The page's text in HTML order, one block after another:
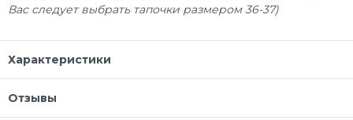
Вас следует выбрать тапочки размером 36-37)
Характеристики
Отзывы